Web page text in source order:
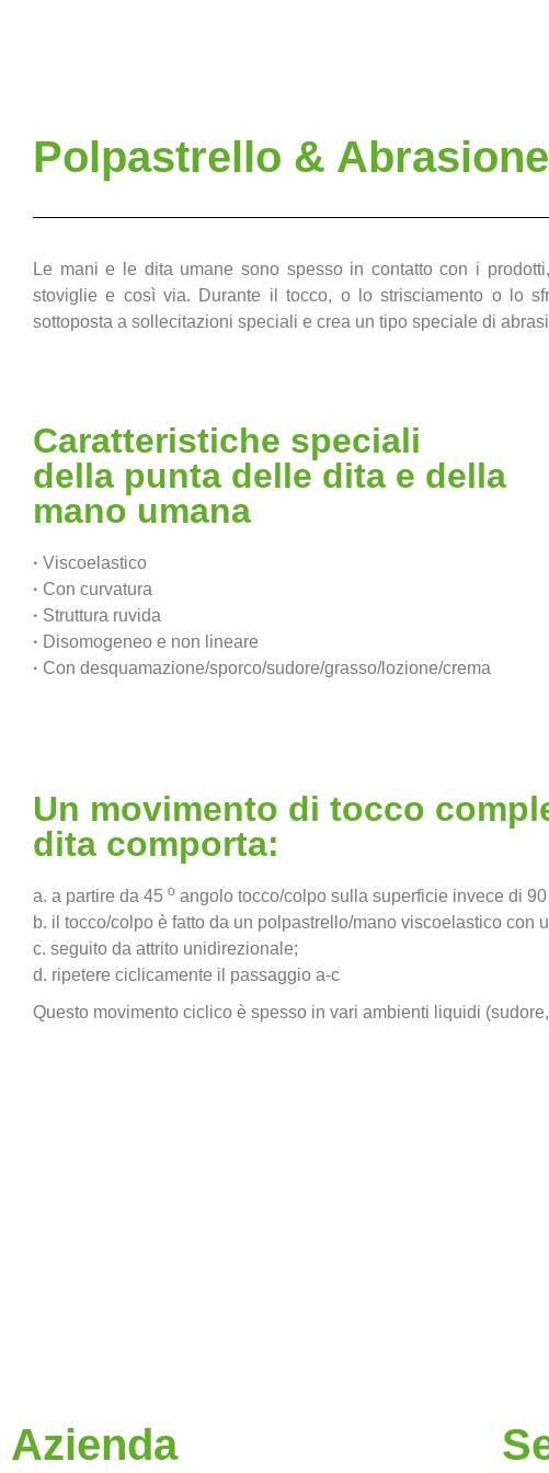
Polpastrello &
Le mani e le dita umane sono spesso in contatto con i
stoviglie e così via. Durante il tocco, o lo strisciamento o lo
sottoposta a sollecitazioni speciali e crea un tipo speciale di
Caratteristiche speciali
della punta delle dita e della
mano umana
· Viscoelastico
· Con curvatura
· Struttura ruvida
· Disomogeneo e non lineare
· Con desquamazione/sporco/sudore/grasso/lozione/crema
Un movimento di tocco
dita comporta:
a. a partire da 45 o angolo tocco/colpo sulla superficie invece di 90
b. il tocco/colpo è fatto da un polpastrello/mano viscoelastico con
c. seguito da attrito unidirezionale;
d. ripetere ciclicamente il passaggio a-c
Questo movimento ciclico è spesso in vari ambienti liquidi
Azienda